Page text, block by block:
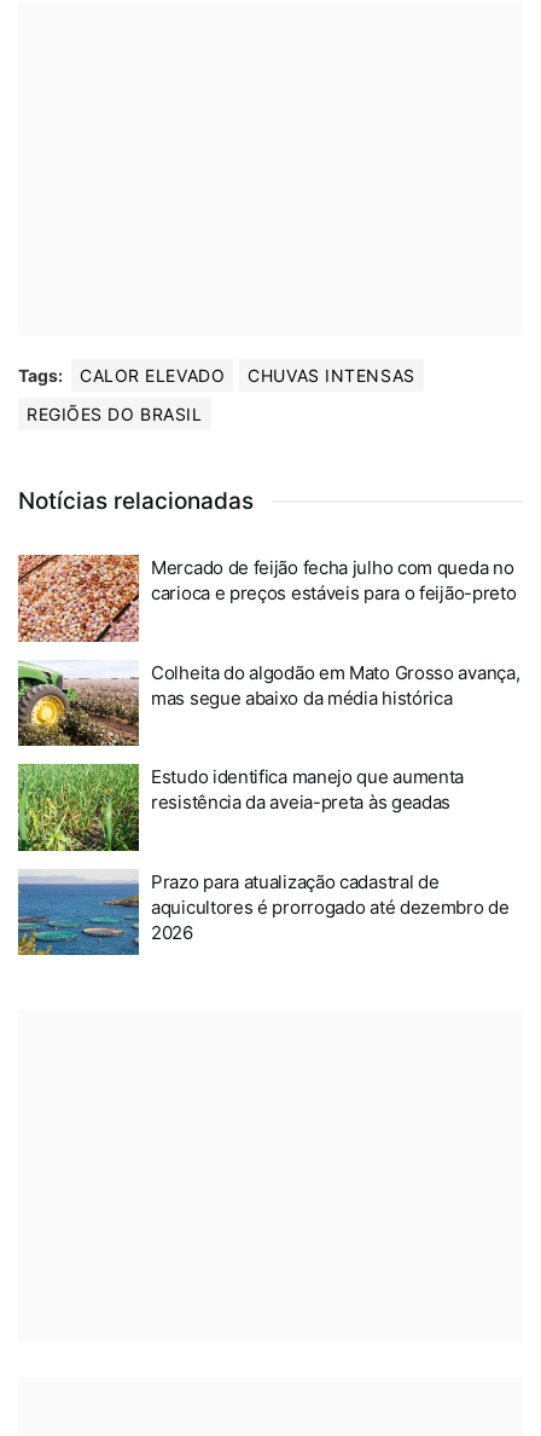
Tags: CALOR ELEVADO
CHUVAS INTENSAS
REGIÕES DO BRASIL
Notícias relacionadas
Mercado de feijão fecha julho com queda no
carioca e preços estáveis para o feijão-preto
Colheita do algodão em Mato Grosso avança,
mas segue abaixo da média histórica
Estudo identifica manejo que aumenta
resistência da aveia-preta às geadas
Prazo para atualização cadastral de
aquicultores é prorrogado até dezembro de
2026